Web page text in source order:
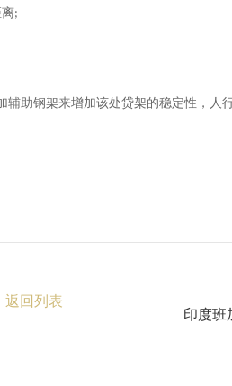
;
助钢架来增加该处贷架的稳定性，人
返回列表
印度班